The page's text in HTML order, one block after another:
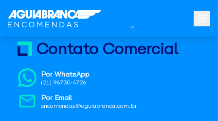
Contato Comercial
Por WhatsApp
(21) 96730-4726
Por Email
encomendas@aguiabranca.com.br